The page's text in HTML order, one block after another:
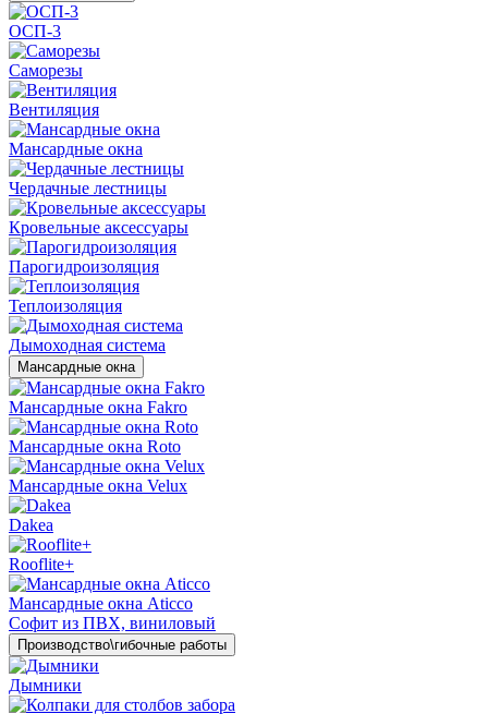
ОСП-3
Саморезы
Вентиляция
Мансардные окна
Чердачные лестницы
Кровельные аксессуары
Парогидроизоляция
Теплоизоляция
Дымоходная система
Мансардные окна
Мансардные окна Fakro
Мансардные окна Roto
Мансардные окна Velux
Dakea
Rooflite+
Мансардные окна Aticco
Софит из ПВХ, виниловый
Производство\гибочные работы
Дымники